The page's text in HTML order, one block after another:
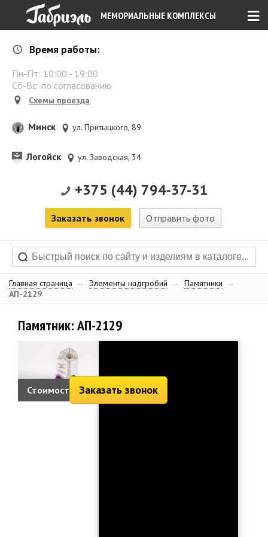
≡
МЕМОРИАЛЬНЫЕ КОМПЛЕКСЫ
Время работы:
Пн-Пт: 10:00 - 19:00
Сб-Вс: по согласованию
Схемы проезда
Минск ул. Притыцкого, 89
Логойск ул. Заводская, 34
+375 (44) 794-37-31
Заказать звонок Отправить фото
Главная страница → Элементы надгробий → Памятники
→
АП-2129
Памятник: АП-2129
Стоимость: 9 394 руб.
Заказать звонок